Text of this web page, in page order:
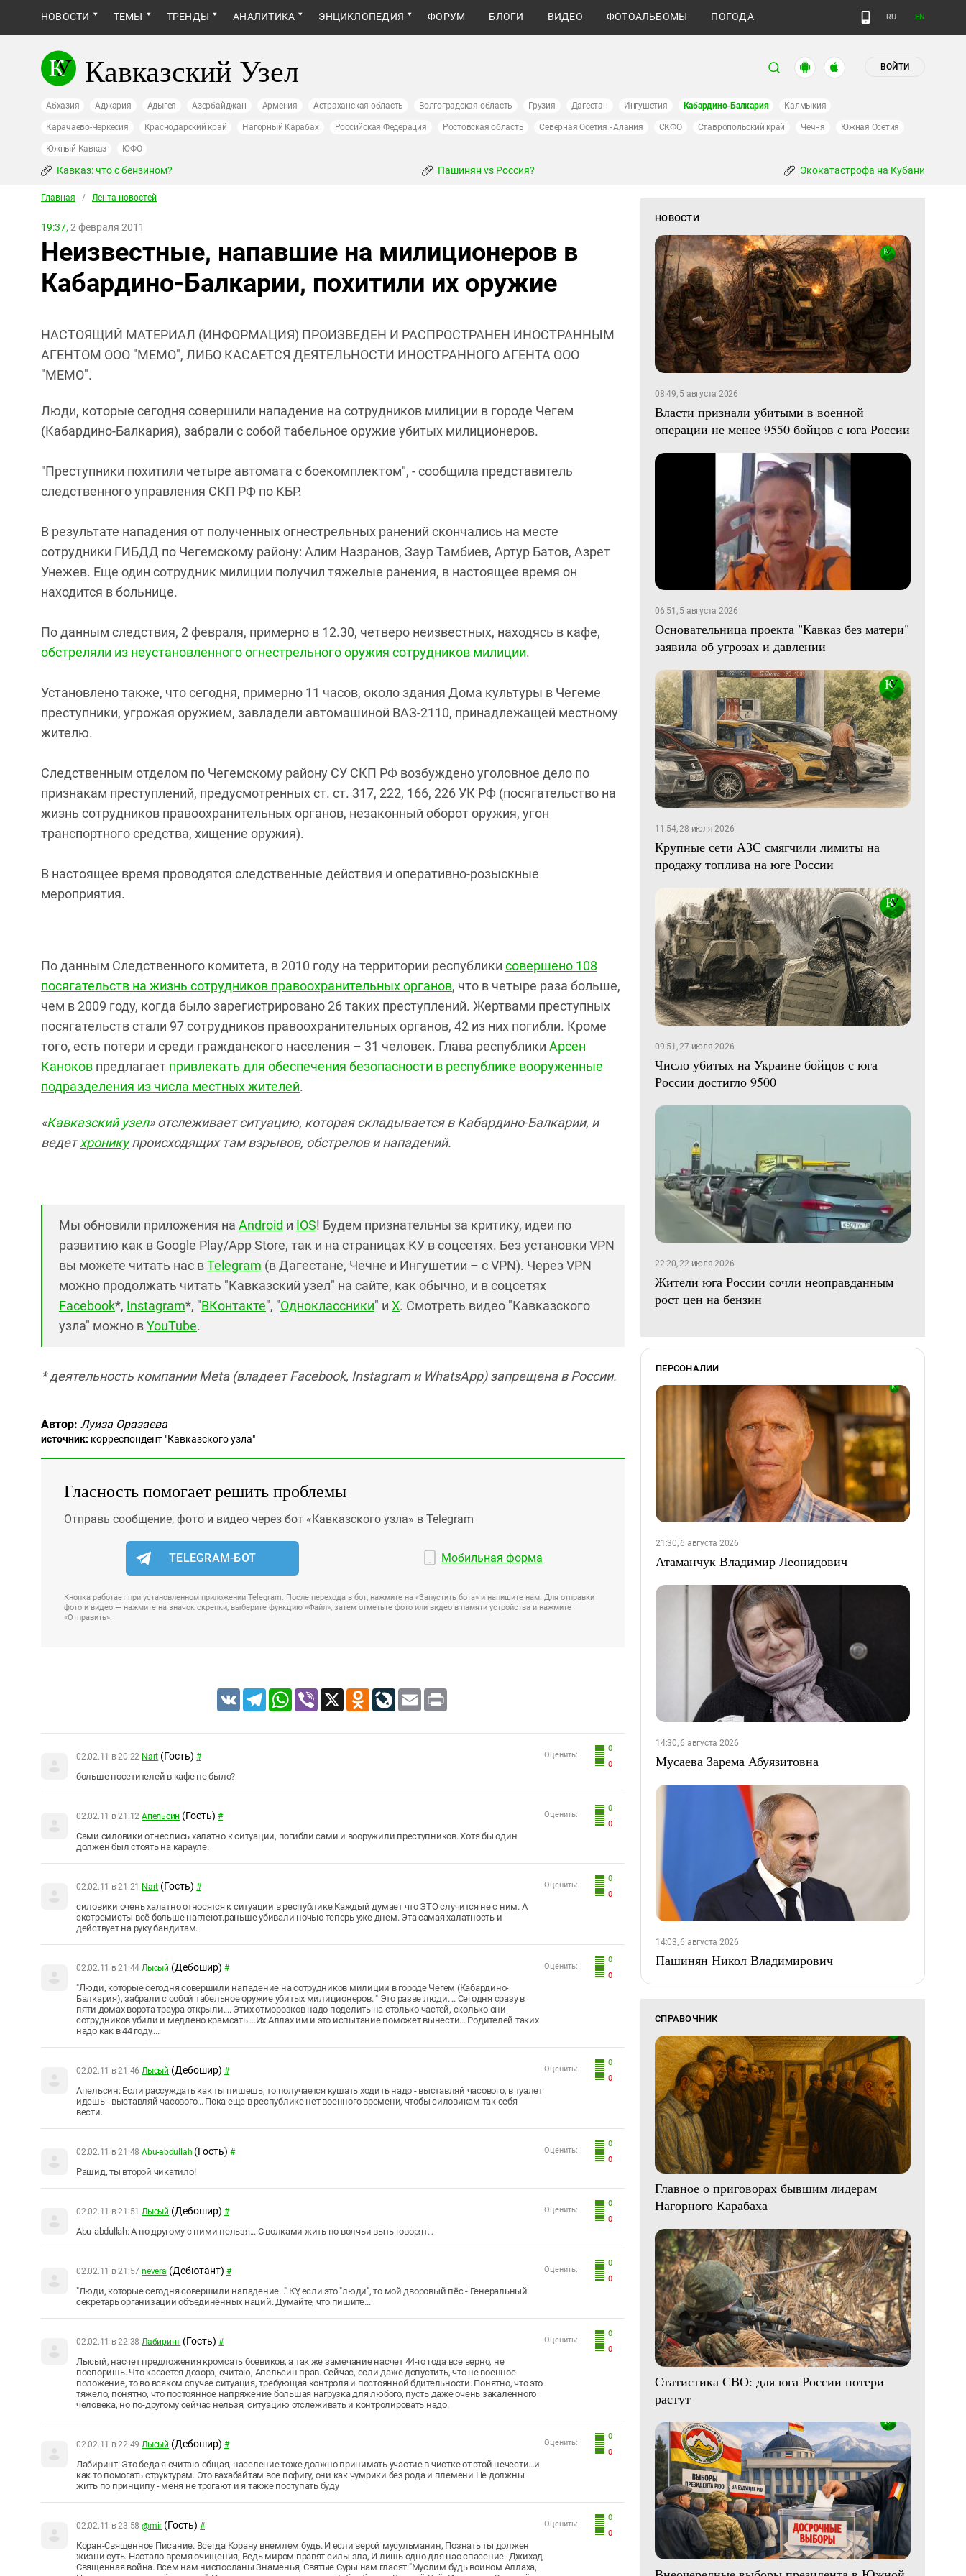
НОВОСТИ ТЕМЫ ТРЕНДЫ АНАЛИТИКА ЭНЦИКЛОПЕДИЯ ФОРУМ БЛОГИ ВИДЕО ФОТОАЛЬБОМЫ ПОГОДА RU EN
Кавказский Узел ВОЙТИ
Абхазия Аджария Адыгея Азербайджан Армения Астраханская область Волгоградская область Грузия Дагестан Ингушетия Кабардино-Балкария Калмыкия
Карачаево-Черкесия Краснодарский край Нагорный Карабах Российская Федерация Ростовская область Северная Осетия - Алания СКФО Ставропольский край Чечня Южная Осетия
Южный Кавказ ЮФО
Кавказ: что с бензином? Пашинян vs Россия? Экокатастрофа на Кубани
Главная / Лента новостей
19:37, 2 февраля 2011
Неизвестные, напавшие на милиционеров в
Кабардино-Балкарии, похитили их оружие
НАСТОЯЩИЙ МАТЕРИАЛ (ИНФОРМАЦИЯ) ПРОИЗВЕДЕН И РАСПРОСТРАНЕН ИНОСТРАННЫМ
АГЕНТОМ ООО "МЕМО", ЛИБО КАСАЕТСЯ ДЕЯТЕЛЬНОСТИ ИНОСТРАННОГО АГЕНТА ООО
"МЕМО".
Люди, которые сегодня совершили нападение на сотрудников милиции в городе Чегем
(Кабардино-Балкария), забрали с собой табельное оружие убитых милиционеров.
"Преступники похитили четыре автомата с боекомплектом", - сообщила представитель
следственного управления СКП РФ по КБР.
В результате нападения от полученных огнестрельных ранений скончались на месте
сотрудники ГИБДД по Чегемскому району: Алим Назранов, Заур Тамбиев, Артур Батов, Азрет
Унежев. Еще один сотрудник милиции получил тяжелые ранения, в настоящее время он
находится в больнице.
По данным следствия, 2 февраля, примерно в 12.30, четверо неизвестных, находясь в кафе,
обстреляли из неустановленного огнестрельного оружия сотрудников милиции.
Установлено также, что сегодня, примерно 11 часов, около здания Дома культуры в Чегеме
преступники, угрожая оружием, завладели автомашиной ВАЗ-2110, принадлежащей местному
жителю.
Следственным отделом по Чегемскому району СУ СКП РФ возбуждено уголовное дело по
признакам преступлений, предусмотренных ст. ст. 317, 222, 166, 226 УК РФ (посягательство на
жизнь сотрудников правоохранительных органов, незаконный оборот оружия, угон
транспортного средства, хищение оружия).
В настоящее время проводятся следственные действия и оперативно-розыскные
мероприятия.
По данным Следственного комитета, в 2010 году на территории республики совершено 108
посягательств на жизнь сотрудников правоохранительных органов, что в четыре раза больше,
чем в 2009 году, когда было зарегистрировано 26 таких преступлений. Жертвами преступных
посягательств стали 97 сотрудников правоохранительных органов, 42 из них погибли. Кроме
того, есть потери и среди гражданского населения – 31 человек. Глава республики Арсен
Каноков предлагает привлекать для обеспечения безопасности в республике вооруженные
подразделения из числа местных жителей.
«Кавказский узел» отслеживает ситуацию, которая складывается в Кабардино-Балкарии, и
ведетхроникупроисходящих там взрывов, обстрелов и нападений.
Мы обновили приложения на Android и IOS! Будем признательны за критику, идеи по
развитию как в Google Play/App Store, так и на страницах КУ в соцсетях. Без установки VPN
вы можете читать нас вTelegram (в Дагестане, Чечне и Ингушетии – с VPN). Через VPN
можно продолжать читать "Кавказский узел" на сайте, как обычно, и в соцсетях
Facebook*, Instagram*, "ВКонтакте", "Одноклассники" и X. Смотреть видео "Кавказского
узла" можно вYouTube.
* деятельность компании Meta (владеет Facebook, Instagram и WhatsApp) запрещена в России.
Автор: Луиза Оразаева
источник: корреспондент "Кавказского узла"
Гласность помогает решить проблемы
Отправь сообщение, фото и видео через бот «Кавказского узла» в Telegram
TELEGRAM-БОТ Мобильная форма
Кнопка работает при установленном приложении Telegram. После перехода в бот, нажмите на «Запустить бота» и напишите нам. Для отправки
фото и видео — нажмите на значок скрепки, выберите функцию «Файл», затем отметьте фото или видео в памяти устройства и нажмите
«Отправить».
VK TelegramWhatsApp
Viber X Odnoklassniki
LiveJournal
Email
0
0
Оценить:
02.02.11 в 20:22 Nart (Гость) #
больше посетителей в кафе не было?
0
0
Оценить:
02.02.11 в 21:12 Апельсин (Гость) #
Сами силовики отнеслись халатно к ситуации, погибли сами и вооружили преступников. Хотя бы один
должен был стоять на карауле.
0
0
Оценить:
02.02.11 в 21:21 Nart (Гость) #
силовики очень халатно относятся к ситуации в республике.Каждый думает что ЭТО случится не с ним. А
экстремисты всё больше наглеют.раньше убивали ночью теперь уже днем. Эта самая халатность и
действует на руку бандитам.
0
0
Оценить:
02.02.11 в 21:44 Лысый (Дебошир) #
"Люди, которые сегодня совершили нападение на сотрудников милиции в городе Чегем (Кабардино-
Балкария), забрали с собой табельное оружие убитых милиционеров. " Это разве люди.... Сегодня сразу в
пяти домах ворота траура открыли.... Этих отморозков надо поделить на столько частей, сколько они
сотрудников убили и медлено крамсать....Их Аллах им и это испытание поможет вынести... Родителей таких
надо как в 44 году....
0
0
Оценить:
02.02.11 в 21:46 Лысый (Дебошир) #
Апельсин: Если рассуждать как ты пишешь, то получается кушать ходить надо - выставляй часового, в туалет
идешь - выставляй часового... Пока еще в республике нет военного времени, чтобы силовикам так себя
вести.
0
0
Оценить:
02.02.11 в 21:48 Abu-abdullah (Гость) #
Рашид, ты второй чикатило!
0
0
Оценить:
02.02.11 в 21:51 Лысый (Дебошир) #
Abu-abdullah: А по другому с ними нельзя... С волками жить по волчьи выть говорят...
0
0
Оценить:
02.02.11 в 21:57 nevera (Дебютант) #
"Люди, которые сегодня совершили нападение..." КУ, если это "люди", то мой дворовый пёс - Генеральный
секретарь организации объединённых наций. Думайте, что пишите...
0
0
Оценить:
02.02.11 в 22:38 Лабиринт (Гость) #
Лысый, насчет предложения кромсать боевиков, а так же замечание насчет 44-го года все верно, не
поспоришь. Что касается дозора, считаю, Апельсин прав. Сейчас, если даже допустить, что не военное
положение, то во всяком случае ситуация, требующая контроля и постоянной бдительности. Понятно, что это
тяжело, понятно, что постоянное напряжение большая нагрузка для любого, пусть даже очень закаленного
человека, но по-другому сейчас нельзя, ситуацию отслеживать и контролировать надо.
0
0
Оценить:
02.02.11 в 22:49 Лысый (Дебошир) #
Лабиринт: Это беда я считаю общая, население тоже должно принимать участие в чистке от этой нечести...и
как то помогать структурам. Это вахабайтам все пофигу, они как чумрики без рода и племени Не должны
жить по принципу - меня не трогают и я также поступать буду
0
0
Оценить:
02.02.11 в 23:58 @mir (Гость) #
Коран-Священное Писание. Всегда Корану внемлем будь. И если верой мусульманин, Познать ты должен
жизни суть. Настало время очищения, Ведь миром правят силы зла, И лишь одно для нас спасение- Джихад
Священная война. Всем нам ниспосланы Знаменья, Святые Суры нам гласят:"Муслим будь воином Аллаха,
НОВОСТИ
08:49, 5 августа 2026
Власти признали убитыми в военной
операции не менее 9550 бойцов с юга России
06:51, 5 августа 2026
Основательница проекта "Кавказ без матери"
заявила об угрозах и давлении
11:54, 28 июля 2026
Крупные сети АЗС смягчили лимиты на
продажу топлива на юге России
09:51, 27 июля 2026
Число убитых на Украине бойцов с юга
России достигло 9500
22:20, 22 июля 2026
Жители юга России сочли неоправданным
рост цен на бензин
ПЕРСОНАЛИИ
21:30, 6 августа 2026
Атаманчук Владимир Леонидович
14:30, 6 августа 2026
Мусаева Зарема Абуязитовна
14:03, 6 августа 2026
Пашинян Никол Владимирович
СПРАВОЧНИК
Главное о приговорах бывшим лидерам
Нагорного Карабаха
Статистика СВО: для юга России потери
растут